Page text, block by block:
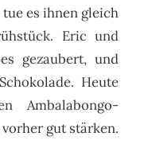
es ihnen gleich
Eric und
gezaubert, und
Heute
Ambalabongo-
gut stärken.